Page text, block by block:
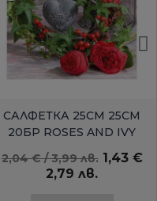
БЪРЗ ПРЕГЛЕД
САЛФЕТКА 25СМ 25СМ
20БР ROSES AND IVY
AMBIENTE
2,04 € / 3,99 лв. 1,43 €
2,79 лв.